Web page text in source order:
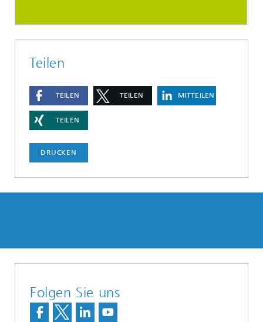
Teilen
TEILEN TEILEN MITTEILEN
TEILEN
DRUCKEN
Folgen Sie uns